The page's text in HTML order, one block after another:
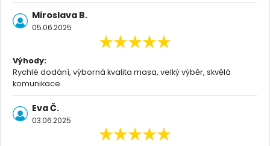
Miroslava B.
05.06.2025
Výhody:
Rychlé dodání, výborná kvalita masa, velký výběr, skvělá
komunikace
Eva Č.
03.06.2025